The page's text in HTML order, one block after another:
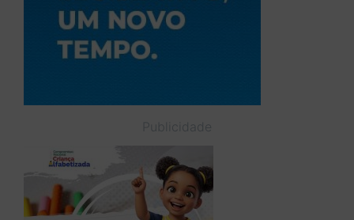
Publicidade